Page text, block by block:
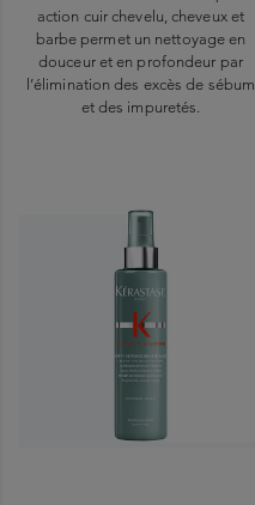
action cuir chevelu, cheveux et
barbe permet un nettoyage en
douceur et en profondeur par
l’élimination des excès de sébum
et des impuretés.